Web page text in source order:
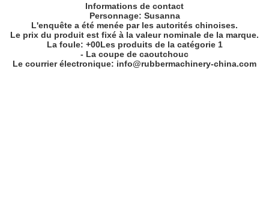
Informations de contact
Personnage: Susanna
L'enquête a été menée par les autorités chinoises.
Le prix du produit est fixé à la valeur nominale de la marque.
La foule: +00Les produits de la catégorie 1
- La coupe de caoutchouc
Le courrier électronique: info@rubbermachinery-china.com